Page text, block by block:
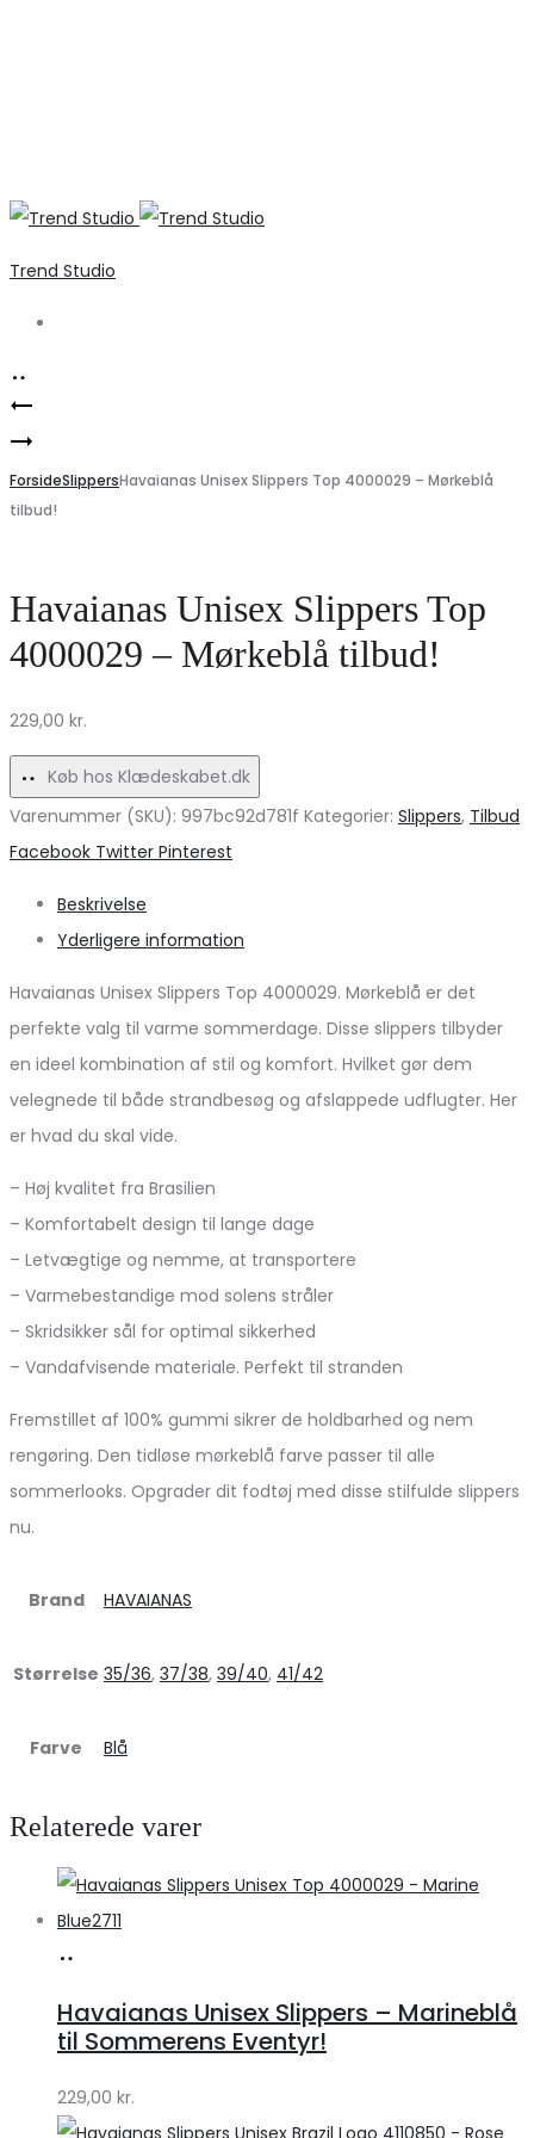
Trend Studio
Product
navigation
Børne
Vinterjakke
Antracittilbud!
Slim
fit
damejeans
–
stilfuld
ForsideSlippersHavaianas Unisex Slippers Top 4000029 – Mørkeblå
tilbud!
Havaianas Unisex Slippers Top
4000029 – Mørkeblå tilbud!
229,00 kr.
Køb hos Klædeskabet.dk
Varenummer (SKU): 997bc92d781f Kategorier: Slippers, Tilbud
Share
Facebook Twitter Pinterest
Beskrivelse
Yderligere information
Havaianas Unisex Slippers Top 4000029. Mørkeblå er det
perfekte valg til varme sommerdage. Disse slippers tilbyder
en ideel kombination af stil og komfort. Hvilket gør dem
velegnede til både strandbesøg og afslappede udflugter. Her
er hvad du skal vide.
– Høj kvalitet fra Brasilien
– Komfortabelt design til lange dage
– Letvægtige og nemme, at transportere
– Varmebestandige mod solens stråler
– Skridsikker sål for optimal sikkerhed
– Vandafvisende materiale. Perfekt til stranden
Fremstillet af 100% gummi sikrer de holdbarhed og nem
rengøring. Den tidløse mørkeblå farve passer til alle
sommerlooks. Opgrader dit fodtøj med disse stilfulde slippers
nu.
Brand HAVAIANAS
Størrelse 35/36, 37/38, 39/40, 41/42
Farve Blå
Relaterede varer
Klædeskabet.dk
Havaianas Unisex Slippers – Marineblå
til Sommerens Eventyr!
229,00 kr.